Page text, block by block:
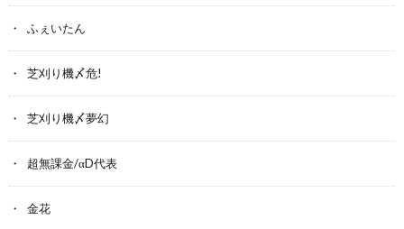
ふぇいたん
芝刈り機〆危!
芝刈り機〆夢幻
超無課金/αD代表
金花